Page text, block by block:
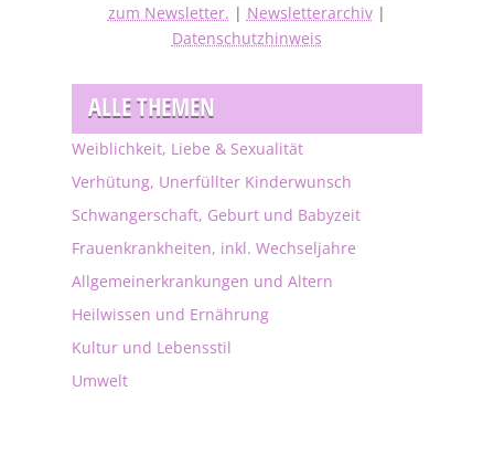
zum Newsletter. | Newsletterarchiv|
Datenschutzhinweis
ALLE THEMEN
Weiblichkeit, Liebe & Sexualität
Verhütung, Unerfüllter Kinderwunsch
Schwangerschaft, Geburt und Babyzeit
Frauenkrankheiten, inkl. Wechseljahre
Allgemeinerkrankungen und Altern
Heilwissen und Ernährung
Kultur und Lebensstil
Umwelt